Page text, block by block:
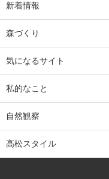
新着情報
森づくり
気になるサイト
私的なこと
自然観察
高松スタイル